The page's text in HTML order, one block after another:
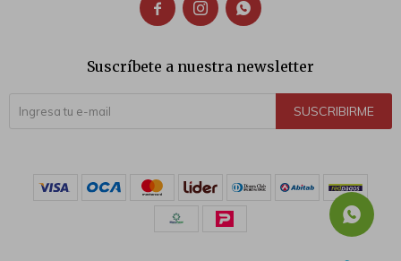
  
Suscríbete a nuestra newsletter
SUSCRIBIRME